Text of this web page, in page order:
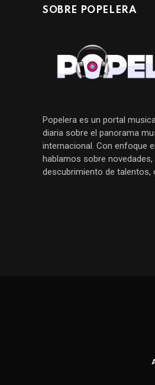
SOBRE POPELERA
Popelera es un portal
diaria sobre el panorama
internacional. Con enfoque
hablamos sobre
descubrimiento de talentos,